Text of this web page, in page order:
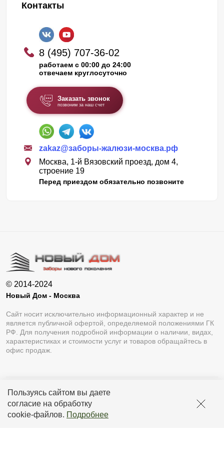
Пользуясь сайтом вы даете
согласие на обработку
cookie-файлов. Подробнее
Контакты
8 (495) 707-36-02
работаем с 00:00 до 24:00
отвечаем круглосуточно
Заказать звонок
позвоним за наш счет
zakaz@заборы-жалюзи-москва.рф
Москва, 1-й Вязовский проезд, дом 4,
строение 19
Перед приездом обязательно позвоните
© 2014-2024
Новый Дом - Москва
Сайт носит исключительно информационный характер и не
является публичной офертой, определяемой положениями ГК
РФ. Для получения подробной информации о наличии, видах,
характеристиках и стоимости услуг и товаров обращайтесь в
офис продаж.
Разработка сайтаLukevium
Политика конфиденциальности